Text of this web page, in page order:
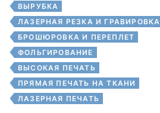
ВЫРУБКА
ЛАЗЕРНАЯ РЕЗКА И ГРАВИРОВКА
БРОШЮРОВКА И ПЕРЕПЛЕТ
ФОЛЬГИРОВАНИЕ
ВЫСОКАЯ ПЕЧАТЬ
ПРЯМАЯ ПЕЧАТЬ НА ТКАНИ
ЛАЗЕРНАЯ ПЕЧАТЬ